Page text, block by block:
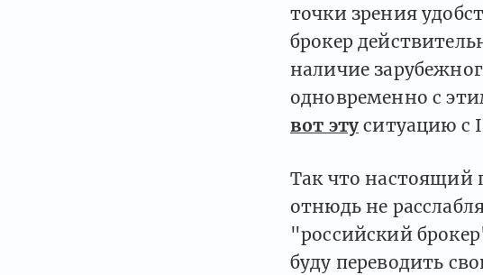
точки зрения
брокер
наличие
одновременно с
вот эту ситуацию с
Так что настоящий
отнюдь не
"российский
буду переводить